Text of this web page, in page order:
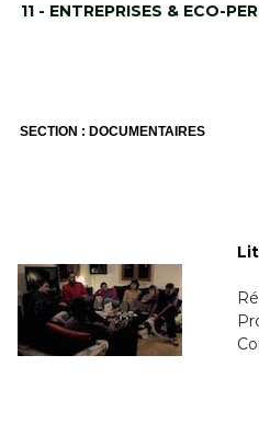
11 - ENTREPRISES & ECO-
SECTION : DOCUMENTAIRES